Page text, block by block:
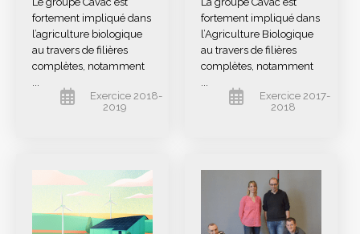
fortement impliqué dans
l’agriculture biologique
au travers de filières
complètes, notamment
...
Exercice 2018-
2019
fortement impliqué dans
l’Agriculture Biologique
au travers de filières
complètes, notamment
...
Exercice 2017-
2018